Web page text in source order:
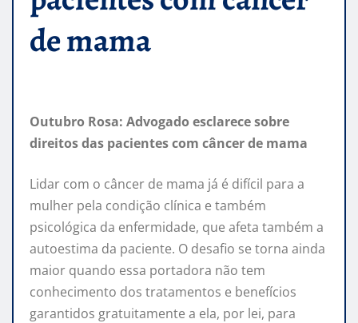
de mama
Outubro Rosa: Advogado esclarece sobre
direitos das pacientes com câncer de mama
Lidar com o câncer de mama já é difícil para a
mulher pela condição clínica e também
psicológica da enfermidade, que afeta também a
autoestima da paciente. O desafio se torna ainda
maior quando essa portadora não tem
conhecimento dos tratamentos e benefícios
garantidos gratuitamente a ela, por lei, para